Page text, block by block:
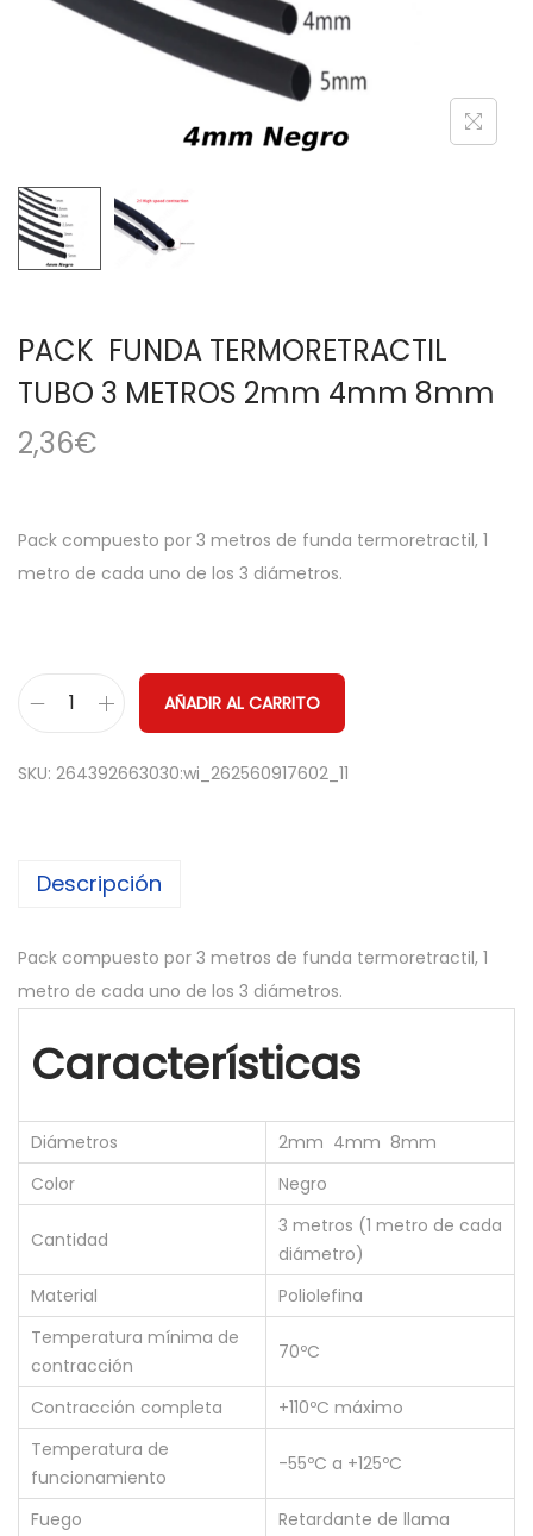
c
i
n
d
o
PACK FUNDA TERMORETRACTIL
TUBO 3 METROS 2mm 4mm 8mm
2,36€
Pack compuesto por 3 metros de funda termoretractil, 1
metro de cada uno de los 3 diámetros.
C
F
N
D
T
E
R
M
O
E
R
A
C
T
I
L
T
AÑADIR AL CARRITO
SKU: 264392663030:wi_262560917602_11
Descripción
Pack compuesto por 3 metros de funda termoretractil, 1
metro de cada uno de los 3 diámetros.
Características
Diámetros
2mm 4mm 8mm
Color
Negro
Cantidad
3 metros (1 metro de cada
diámetro)
Material
Poliolefina
Temperatura mínima de
contracción
70ºC
Contracción completa
+110ºC máximo
Temperatura de
funcionamiento
-55ºC a +125ºC
Fuego
Retardante de llama